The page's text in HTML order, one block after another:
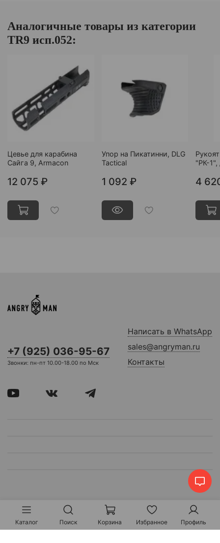
Аналогичные товары из категории
TR9 исп.052:
Цевье для карабина
Сайга 9, Armacon
12 075 ₽
Упор на Пикатинни, DLG
Tactical
1 092 ₽
"РК-1",
4
+7 (925) 036-95-67
Звонки: пн-пт 10.00-18.00 по Мск
Написать в WhatsApp
sales@angryman.ru
Контакты
Каталог Поиск Корзина Избранное Профиль